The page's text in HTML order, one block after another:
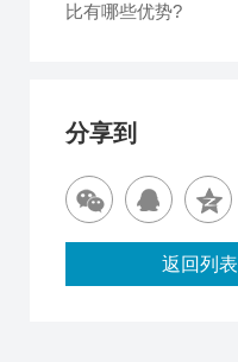
比有哪些优势?
分享到
返回列表